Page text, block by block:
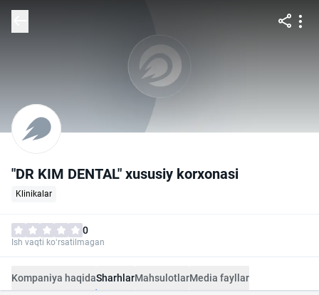
"DR KIM DENTAL" xususiy korxonasi
Klinikalar
0
Ish vaqti ko‘rsatilmagan
Kompaniya haqidaSharhlarMahsulotlarMedia fayllar